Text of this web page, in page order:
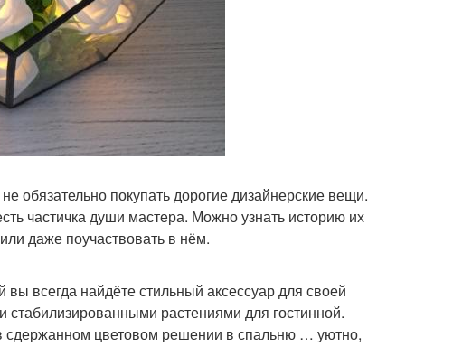
обязательно покупать дорогие дизайнерские вещи.
частичка души мастера. Можно узнать историю их
даже поучаствовать в нём.
всегда найдёте стильный аксессуар для своей
растениями для гостинной.
сдержанном цветовом решении в спальню … уютно,